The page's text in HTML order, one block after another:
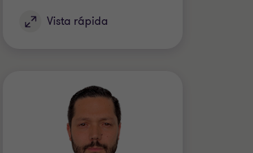
Vista rápida